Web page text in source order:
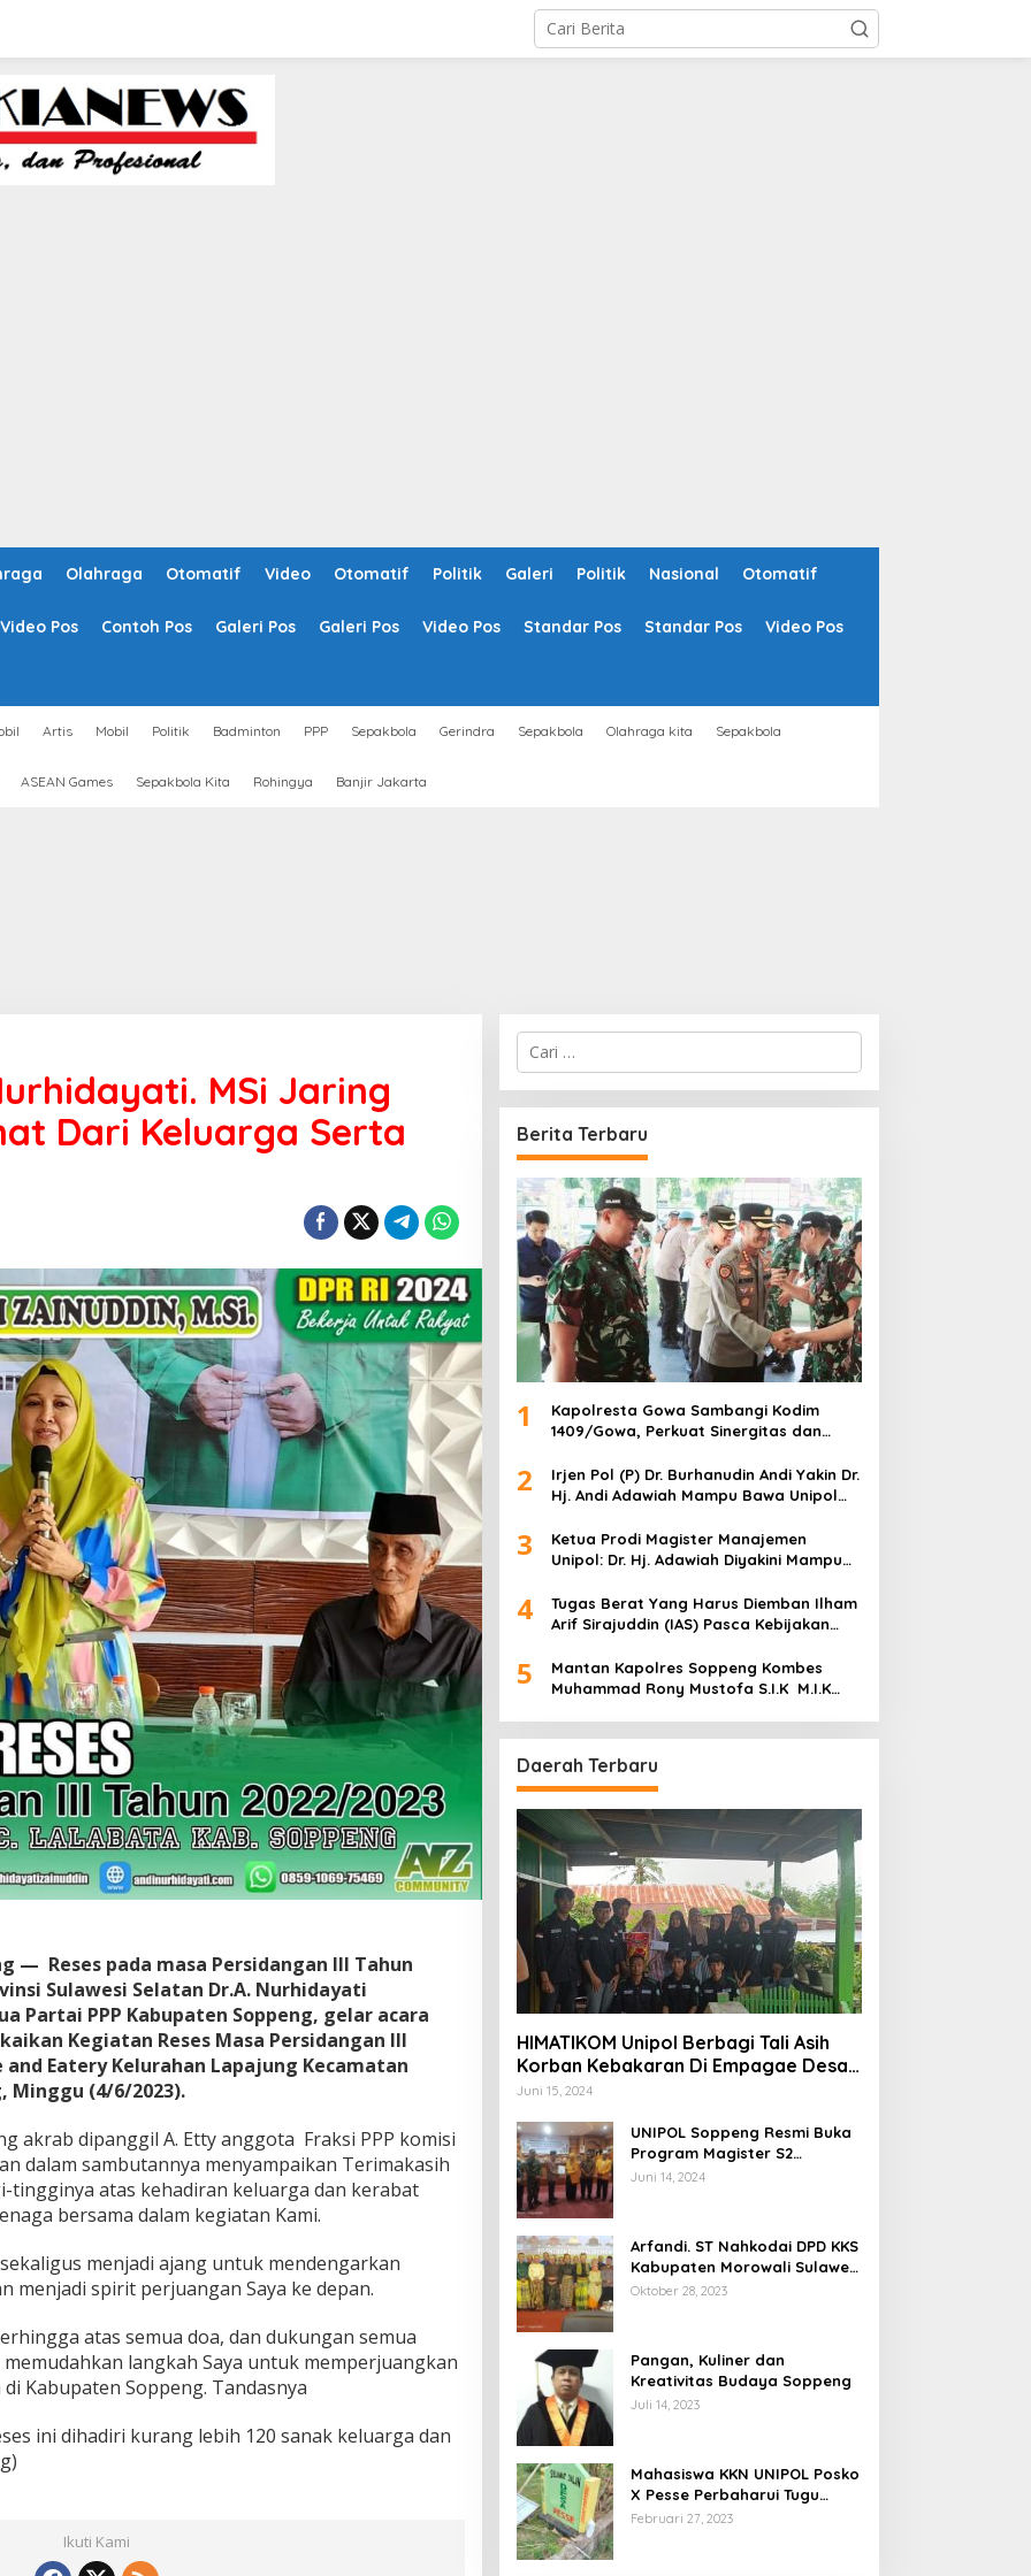
Olahraga Otomatif Video Otomatif Politik Galeri Politik Nasional Otomatif
Video Pos Contoh Pos Galeri Pos Galeri Pos Video Pos Standar Pos Standar Pos Video Pos
Artis Mobil Politik Badminton PPP Sepakbola Gerindra Sepakbola Olahraga kita Sepakbola
ASEAN Games Sepakbola Kita Rohingya Banjir Jakarta
MSi Jaring
Dari Keluarga Serta
— Reses pada masa Persidangan III Tahun
Sulawesi Selatan Dr.A. Nurhidayati
Partai PPP Kabupaten Soppeng, gelar acara
Kegiatan Reses Masa Persidangan III
Eatery Kelurahan Lapajung Kecamatan
Minggu (4/6/2023).
akrab dipanggil A. Etty anggota Fraksi PPP komisi
dalam sambutannya menyampaikan Terimakasih
tingginya atas kehadiran keluarga dan kerabat
bersama dalam kegiatan Kami.
menjadi ajang untuk mendengarkan
menjadi spirit perjuangan Saya ke depan.
atas semua doa, dan dukungan semua
langkah Saya untuk memperjuangkan
Kabupaten Soppeng. Tandasnya
ini dihadiri kurang lebih 120 sanak keluarga dan
Ikuti Kami
C
i
u
n
t
u
k
:
Berita Terbaru
1
Kapolresta Gowa Sambangi Kodim
1409/Gowa, Perkuat Sinergitas dan
2
Irjen Pol (P) Dr. Burhanudin Andi Yakin Dr.
Hj. Andi Adawiah Mampu Bawa Unipol
3
Ketua Prodi Magister Manajemen
Unipol: Dr. Hj. Adawiah Diyakini Mampu
4
Tugas Berat Yang Harus Diemban Ilham
Arif Sirajuddin (IAS) Pasca Kebijakan
5
Mantan Kapolres Soppeng Kombes
Muhammad Rony Mustofa S.I.K M.I.K
Daerah Terbaru
HIMATIKOM Unipol Berbagi Tali Asih
Korban Kebakaran Di Empagae Desa
Kessing
Juni 15, 2024
UNIPOL Soppeng Resmi Buka
Program Magister S2
Manajemen
Juni 14, 2024
Arfandi. ST Nahkodai DPD KKS
Kabupaten Morowali Sulawesi
Tengah 2023 – 2028
Oktober 28, 2023
Pangan, Kuliner dan
Kreativitas Budaya Soppeng
Juli 14, 2023
Mahasiswa KKN UNIPOL Posko
X Pesse Perbaharui Tugu
Batas Desa
Februari 27, 2023